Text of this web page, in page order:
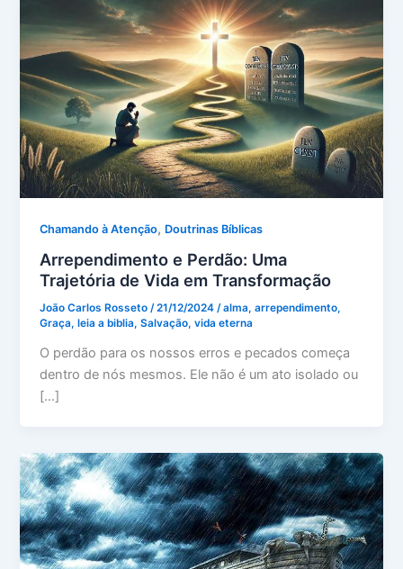
Chamando à Atenção, Doutrinas Bíblicas
Arrependimento e Perdão: Uma
Trajetória de Vida em Transformação
João Carlos Rosseto/21/12/2024/alma,arrependimento,
Graça, leia a biblia,Salvação,vida eterna
O perdão para os nossos erros e pecados começa
dentro de nós mesmos. Ele não é um ato isolado ou
[…]